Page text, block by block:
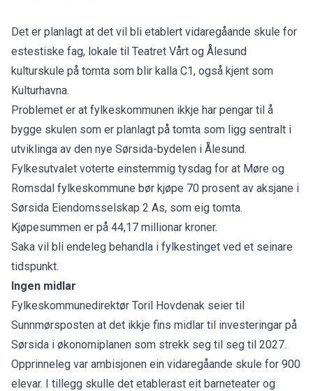
Det er planlagt at det vil bli etablert vidaregåande skule for
estestiske fag, lokale til Teatret Vårt og Ålesund
kulturskule på tomta som blir kalla C1, også kjent som
Kulturhavna.
Problemet er at fylkeskommunen ikkje har pengar til å
bygge skulen som er planlagt på tomta som ligg sentralt i
utviklinga av den nye Sørsida-bydelen i Ålesund.
Fylkesutvalet voterte einstemmig tysdag for at Møre og
Romsdal fylkeskommune bør kjøpe 70 prosent av aksjane i
Sørsida Eiendomsselskap 2 As, som eig tomta.
Kjøpesummen er på 44,17 millionar kroner.
Saka vil bli endeleg behandla i fylkestinget ved et seinare
tidspunkt.
Ingen midlar
Fylkeskommunedirektør Toril Hovdenak seier til
Sunnmørsposten at det ikkje fins midlar til investeringar på
Sørsida i økonomiplanen som strekk seg til seg til 2027.
Opprinneleg var ambisjonen ein vidaregåande skule for 900
elevar. I tillegg skulle det etablerast eit barneteater og